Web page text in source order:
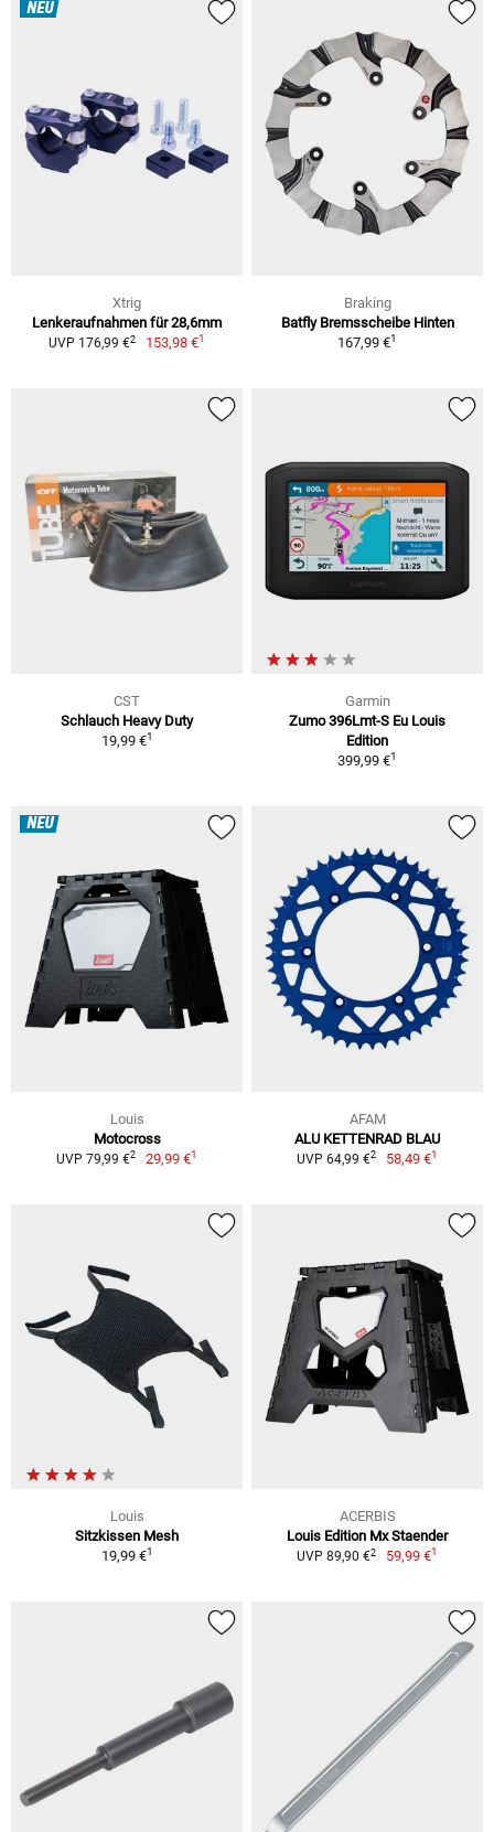
NEU
Xtrig
Lenkeraufnahmen für 28,6mm
UVP 176,99 €2 153,98 €1
Braking
Batfly Bremsscheibe Hinten
167,99 €1
CST
Schlauch Heavy Duty
19,99 €1
Garmin
Zumo 396Lmt-S Eu Louis
Edition
399,99 €1
NEU
Louis
Motocross
UVP 79,99 €2 29,99 €1
AFAM
ALU KETTENRAD BLAU
UVP 64,99 €2 58,49 €1
Louis
Sitzkissen Mesh
19,99 €1
ACERBIS
Louis Edition Mx Staender
UVP 89,90 €2 59,99 €1